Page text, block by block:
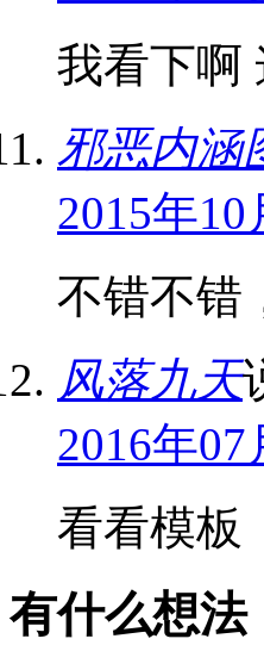
我看下啊
邪恶内涵
2015年
不错不错
风落九天
2016年
看看模板
有什么想法